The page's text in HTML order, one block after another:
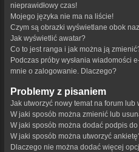
nieprawidłowy czas!
Mojego języka nie ma na liście!
Czym są obrazki wyświetlane obok
Jak wyświetlić awatar?
Co to jest ranga i jak można ją
Podczas próby wysłania wiadomości
mnie o zalogowanie. Dlaczego?
Problemy z pisaniem
Jak utworzyć nowy temat na forum lub
W jaki sposób można zmienić lub
W jaki sposób można dodać podpis
W jaki sposób można utworzyć
Dlaczego nie można dodać więcej